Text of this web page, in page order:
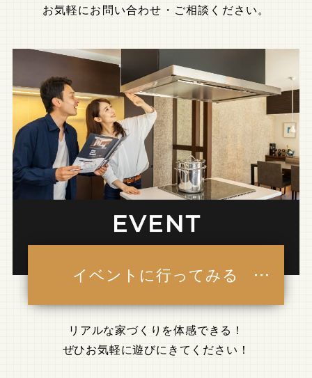
お気軽にお問い合わせ・ご相談ください。
イベントに行ってみる
リアルな家づくりを体感できる！
ぜひお気軽に遊びにきてください！